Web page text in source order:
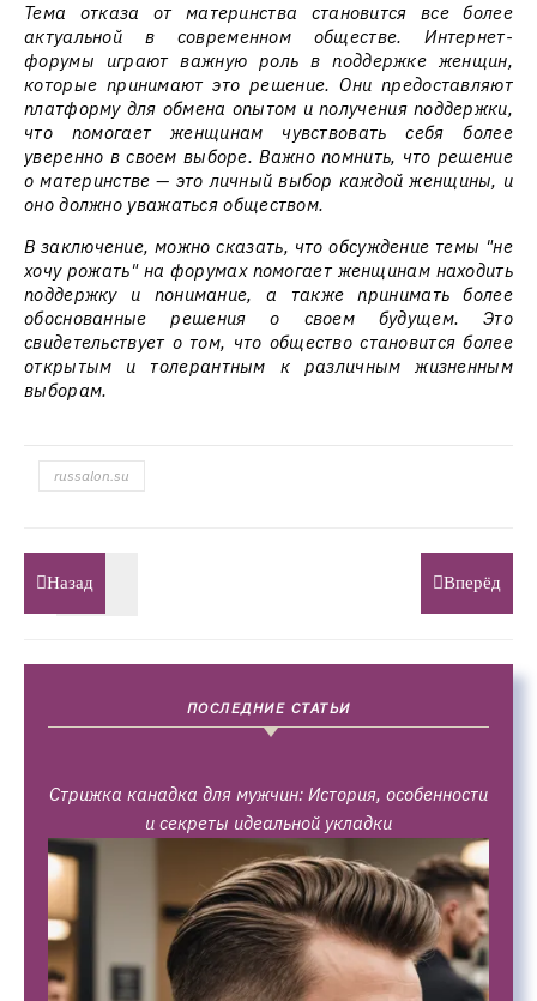
Тема отказа от материнства становится все более
актуальной в современном обществе. Интернет-
форумы играют важную роль в поддержке женщин,
которые принимают это решение. Они предоставляют
платформу для обмена опытом и получения поддержки,
что помогает женщинам чувствовать себя более
уверенно в своем выборе. Важно помнить, что решение
о материнстве — это личный выбор каждой женщины, и
оно должно уважаться обществом.
В заключение, можно сказать, что обсуждение темы "не
хочу рожать" на форумах помогает женщинам находить
поддержку и понимание, а также принимать более
обоснованные решения о своем будущем. Это
свидетельствует о том, что общество становится более
открытым и толерантным к различным жизненным
выборам.
russalon.su
Назад Вперёд
ПОСЛЕДНИЕ СТАТЬИ
Стрижка канадка для мужчин: История, особенности
и секреты идеальной укладки